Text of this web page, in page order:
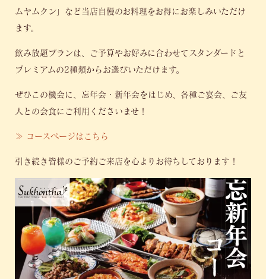
ムヤムクン」など当店自慢のお料理をお得にお楽しみいただけ
ます。
飲み放題プランは、ご予算やお好みに合わせてスタンダードと
プレミアムの2種類からお選びいただけます。
ぜひこの機会に、忘年会・新年会をはじめ、各種ご宴会、ご友
人との会食にご利用くださいませ！
≫ コースページはこちら
引き続き皆様のご予約ご来店を心よりお待ちしております！